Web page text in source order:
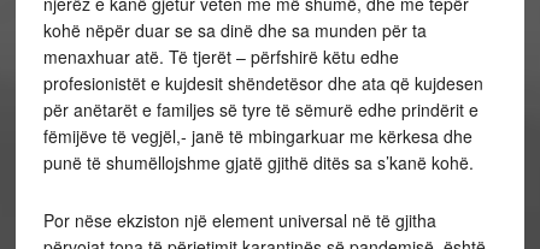
kohë nëpër duar se sa dinë dhe sa munden për ta
menaxhuar atë. Të tjerët – përfshirë këtu edhe
profesionistët e kujdesit shëndetësor dhe ata që kujdesen
për anëtarët e familjes së tyre të sëmurë edhe prindërit e
fëmijëve të vegjël,- janë të mbingarkuar me kërkesa dhe
punë të shumëllojshme gjatë gjithë ditës sa s’kanë kohë.
Por nëse ekziston një element universal në të gjitha